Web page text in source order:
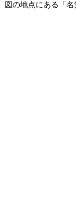
図の地点にある「名